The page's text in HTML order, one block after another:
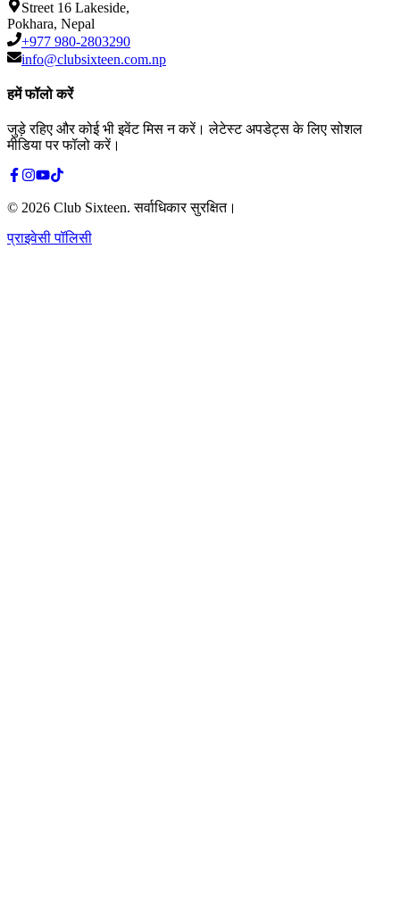
Street 16 Lakeside,
Pokhara, Nepal
+977 980-2803290
info@clubsixteen.com.np
हमें फॉलो करें
जुड़े रहिए और कोई भी इवेंट मिस न करें। लेटेस्ट अपडेट्स के लिए सोशल
मीडिया पर फॉलो करें।
© 2026 Club Sixteen.सर्वाधिकार सुरक्षित।
प्राइवेसी पॉलिसी